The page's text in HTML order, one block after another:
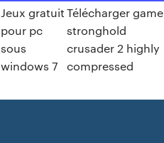
Jeux gratuit
pour pc
sous
windows 7
Télécharger game
stronghold
crusader 2 highly
compressed